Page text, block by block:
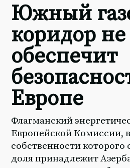
Южный
коридор не
обеспечит
Европе
Флагманский
Европейской Комиссии,
собственности которого
доля принадлежит